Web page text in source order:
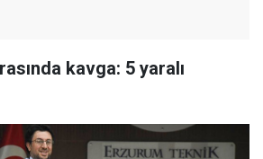
kavga: 5 yaralı